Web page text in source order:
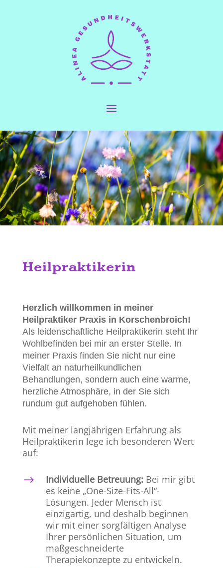
Heilpraktikerin
Herzlich willkommen in meiner
Heilpraktiker Praxis in Korschenbroich!
Als leidenschaftliche Heilpraktikerin steht Ihr
Wohlbefinden bei mir an erster Stelle. In
meiner Praxis finden Sie nicht nur eine
Vielfalt an naturheilkundlichen
Behandlungen, sondern auch eine warme,
herzliche Atmosphäre, in der Sie sich
rundum gut aufgehoben fühlen.
Mit meiner langjährigen Erfahrung als
Heilpraktikerin lege ich besonderen Wert
auf:
$ Individuelle Betreuung: Bei mir gibt
es keine „One-Size-Fits-All“-
Lösungen. Jeder Mensch ist
einzigartig, und deshalb beginnen
wir mit einer sorgfältigen Analyse
Ihrer persönlichen Situation, um
maßgeschneiderte
Therapiekonzepte zu entwickeln.